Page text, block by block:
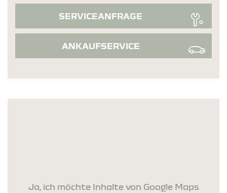
SERVICEANFRAGE
ANKAUFSERVICE
Ja, ich möchte Inhalte von Google Maps